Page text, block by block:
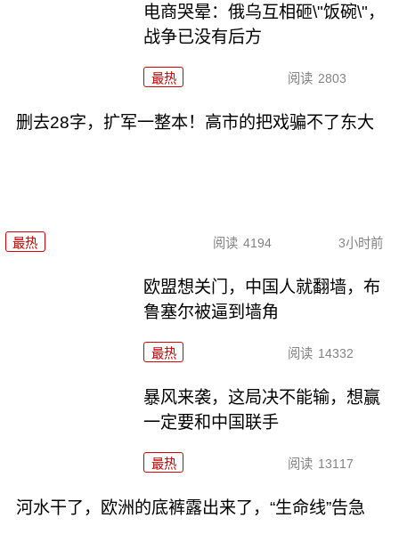
电商哭晕：俄乌互相砸\"饭碗\"，
战争已没有后方
最热 阅读 2803
删去28字，扩军一整本！高市的把戏骗不了东大
最热 阅读 4194 3小时前
欧盟想关门，中国人就翻墙，布
鲁塞尔被逼到墙角
最热 阅读 14332
暴风来袭，这局决不能输，想赢
一定要和中国联手
最热 阅读 13117
河水干了，欧洲的底裤露出来了，“生命线”告急